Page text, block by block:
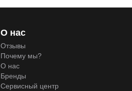
О нас
Отзывы
Почему мы?
О нас
Бренды
Сервисный центр